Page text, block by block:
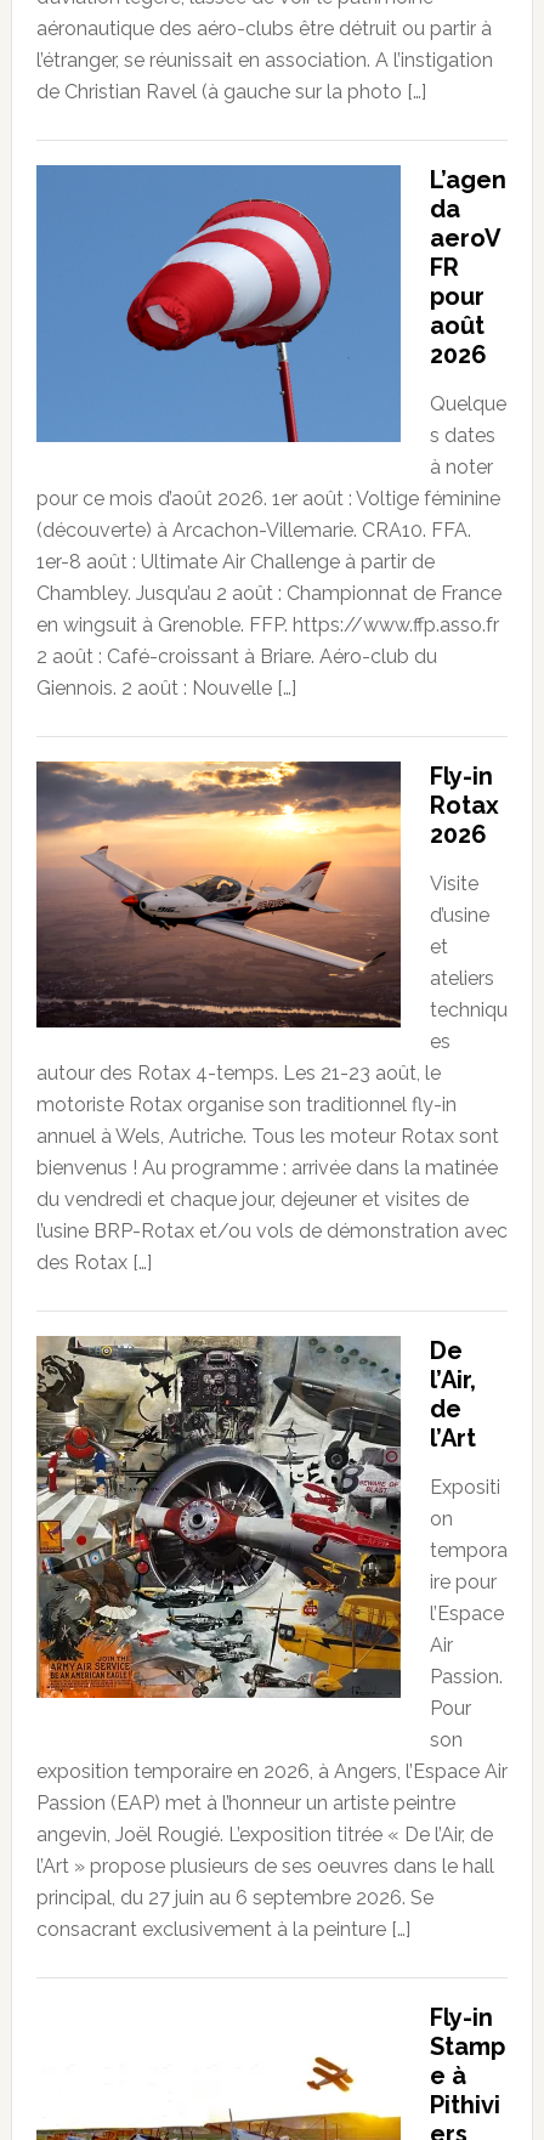
aéronautique des aéro-clubs être détruit ou partir à
l’étranger, se réunissait en association. A l’instigation
de Christian Ravel (à gauche sur la photo […]
L’agen
da
aeroV
FR
pour
août
2026
Quelque
s dates
à noter
pour ce mois d’août 2026. 1er août : Voltige féminine
(découverte) à Arcachon-Villemarie. CRA10. FFA.
1er-8 août : Ultimate Air Challenge à partir de
Chambley. Jusqu’au 2 août : Championnat de France
en wingsuit à Grenoble. FFP. https://www.ffp.asso.fr
2 août : Café-croissant à Briare. Aéro-club du
Giennois. 2 août : Nouvelle […]
Fly-in
Rotax
2026
Visite
d’usine
et
ateliers
techniqu
es
autour des Rotax 4-temps. Les 21-23 août, le
motoriste Rotax organise son traditionnel fly-in
annuel à Wels, Autriche. Tous les moteur Rotax sont
bienvenus ! Au programme : arrivée dans la matinée
du vendredi et chaque jour, dejeuner et visites de
l’usine BRP-Rotax et/ou vols de démonstration avec
des Rotax […]
De
l’Air,
de
l’Art
Expositi
on
tempora
ire pour
l’Espace
Air
Passion.
Pour
son
exposition temporaire en 2026, à Angers, l’Espace Air
Passion (EAP) met à l’honneur un artiste peintre
angevin, Joël Rougié. L’exposition titrée « De l’Air, de
l’Art » propose plusieurs de ses oeuvres dans le hall
principal, du 27 juin au 6 septembre 2026. Se
consacrant exclusivement à la peinture […]
Fly-in
Stamp
e à
Pithivi
ers